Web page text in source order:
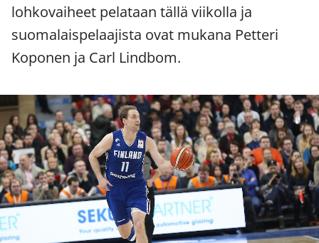
lohkovaiheet pelataan tällä viikolla ja
suomalaispelaajista ovat mukana Petteri
Koponen ja Carl Lindbom.